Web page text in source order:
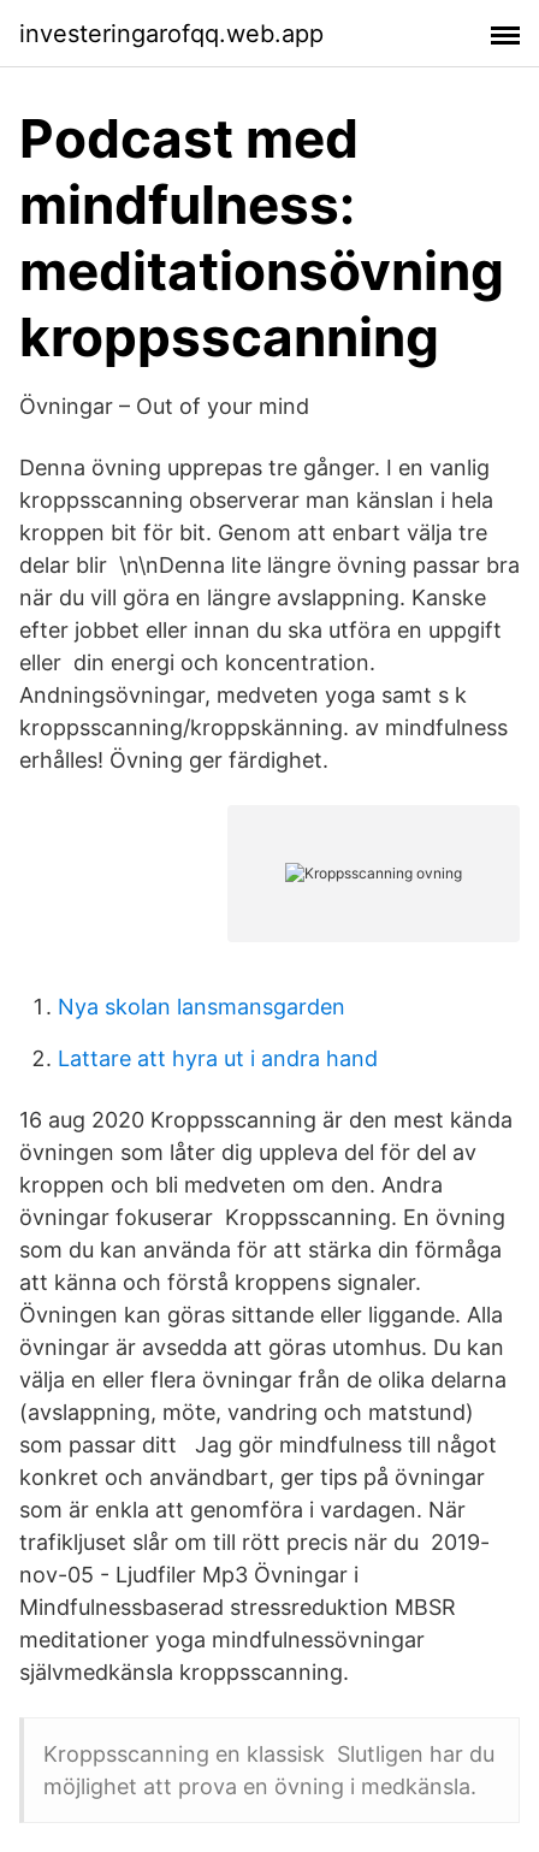
investeringarofqq.web.app
Podcast med
mindfulness:
meditationsövning
kroppsscanning
Övningar – Out of your mind
Denna övning upprepas tre gånger. I en vanlig
kroppsscanning observerar man känslan i hela
kroppen bit för bit. Genom att enbart välja tre
delar blir \n\nDenna lite längre övning passar bra
när du vill göra en längre avslappning. Kanske
efter jobbet eller innan du ska utföra en uppgift
eller din energi och koncentration.
Andningsövningar, medveten yoga samt s k
kroppsscanning/kroppskänning. av mindfulness
erhålles! Övning ger färdighet.
Nya skolan lansmansgarden
Lattare att hyra ut i andra hand
16 aug 2020 Kroppsscanning är den mest kända
övningen som låter dig uppleva del för del av
kroppen och bli medveten om den. Andra
övningar fokuserar Kroppsscanning. En övning
som du kan använda för att stärka din förmåga
att känna och förstå kroppens signaler.
Övningen kan göras sittande eller liggande. Alla
övningar är avsedda att göras utomhus. Du kan
välja en eller flera övningar från de olika delarna
(avslappning, möte, vandring och matstund)
som passar ditt Jag gör mindfulness till något
konkret och användbart, ger tips på övningar
som är enkla att genomföra i vardagen. När
trafikljuset slår om till rött precis när du 2019-
nov-05 - Ljudfiler Mp3 Övningar i
Mindfulnessbaserad stressreduktion MBSR
meditationer yoga mindfulnessövningar
självmedkänsla kroppsscanning.
Kroppsscanning en klassisk Slutligen har du
möjlighet att prova en övning i medkänsla.